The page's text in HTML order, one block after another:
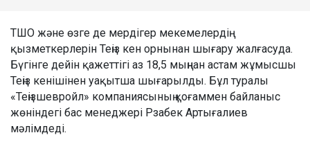
ТШО және өзге де мердігер мекемелердің
қызметкерлерін Теңіз кен орнынан шығару жалғасуда.
Бүгінге дейін қажеттігі аз 18,5 мыңнан астам жұмысшы
Теңіз кенішінен уақытша шығарылды. Бұл туралы
«Теңізшевройл» компаниясының қоғаммен байланыс
жөніндегі бас менеджері Рзабек Артығалиев
мәлімдеді.